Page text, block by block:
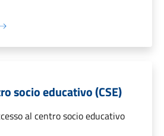
socio educativo (CSE)
al centro socio educativo